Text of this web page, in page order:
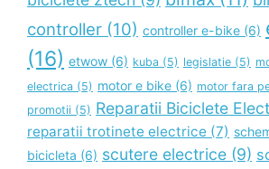
controller (10) controller e-bike (6)
(16) etwow (6) kuba (5) legislatie (5)
electrica (5) motor e bike (6) motor fara
promotii (5) Reparatii Biciclete
reparatii trotinete electrice (7)
bicicleta (6) scutere electrice (9)